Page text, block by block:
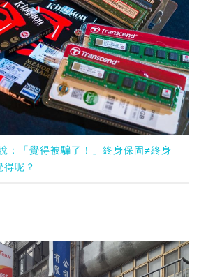
：「覺得被騙了！」終身保固≠終身
呢？